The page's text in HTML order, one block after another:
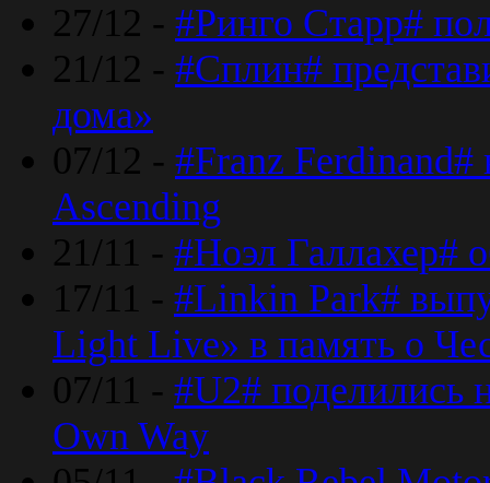
27/12 - #Ринго Старр#
21/12 - #Сплин#
дома»
07/12 - #Franz
Ascending
21/11 - #Ноэл Галлахер#
17/11 - #Linkin Park#
Light Live» в память о
07/11 - #U2#
Own Way